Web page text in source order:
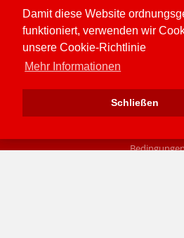
Damit diese Website
funktioniert, verwenden wir
unsere Cookie-Richtlinie
Mehr Informationen
Schließen